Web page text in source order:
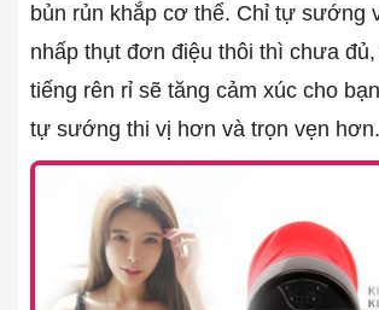
bủn rủn khắp cơ thể. Chỉ tự sướng
nhấp thụt đơn điệu thôi thì chưa
tiếng rên rỉ sẽ tăng cảm xúc cho
tự sướng thi vị hơn và trọn vẹn hơn.